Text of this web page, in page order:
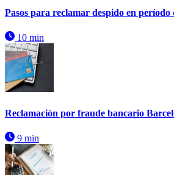
Pasos para reclamar despido en
10 min
Reclamación por fraude bancario
9 min